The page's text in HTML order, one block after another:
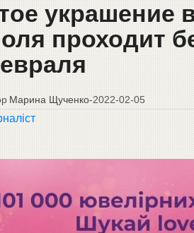
украшение
проходит
Марина Щученко-2022-02-05